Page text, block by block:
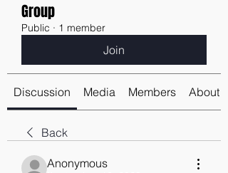
Group
Public · 1 member
Join
Discussion Media Members About
Back
Anonymous